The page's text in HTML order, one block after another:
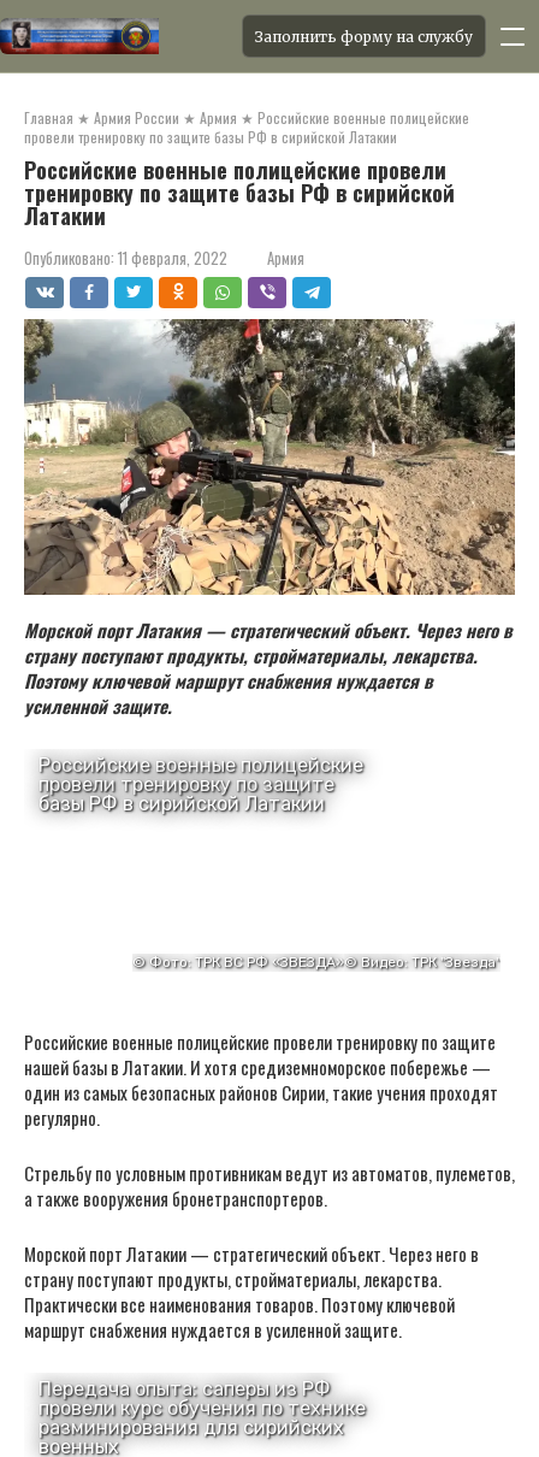
контенту
Заполнить форму на службу
Главная ★ Армия России ★ Армия ★ Российские военные полицейские
провели тренировку по защите базы РФ в сирийской Латакии
Российские военные полицейские провели
тренировку по защите базы РФ в сирийской
Латакии
Опубликовано: 11 февраля, 2022 Армия
Морской порт Латакия — стратегический объект. Через него в
страну поступают продукты, стройматериалы, лекарства.
Поэтому ключевой маршрут снабжения нуждается в
усиленной защите.
Российские военные полицейские провели тренировку по защите
нашей базы в Латакии. И хотя средиземноморское побережье —
один из самых безопасных районов Сирии, такие учения проходят
регулярно.
Стрельбу по условным противникам ведут из автоматов, пулеметов,
а также вооружения бронетранспортеров.
Морской порт Латакии — стратегический объект. Через него в
страну поступают продукты, стройматериалы, лекарства.
Практически все наименования товаров. Поэтому ключевой
маршрут снабжения нуждается в усиленной защите.